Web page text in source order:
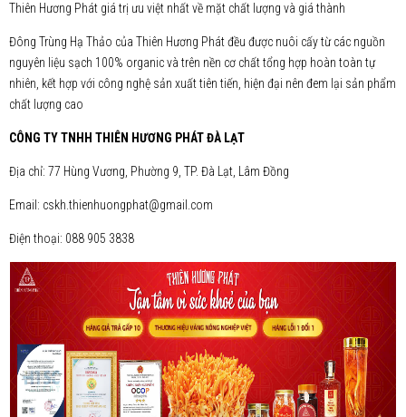
Thiên Hương Phát giá trị ưu việt nhất về mặt chất lượng và giá thành
Đông Trùng Hạ Thảo của Thiên Hương Phát đều được nuôi cấy từ các nguồn
nguyên liệu sạch 100% organic và trên nền cơ chất tổng hợp hoàn toàn tự
nhiên, kết hợp với công nghệ sản xuất tiên tiến, hiện đại nên đem lại sản phẩm
chất lượng cao
CÔNG TY TNHH THIÊN HƯƠNG PHÁT ĐÀ LẠT
Địa chỉ: 77 Hùng Vương, Phường 9, TP. Đà Lạt, Lâm Đồng
Email: cskh.thienhuongphat@gmail.com
Điện thoại: 088 905 3838